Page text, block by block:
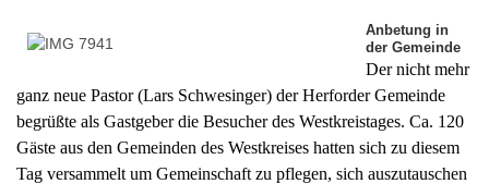
Anbetung in
der Gemeinde
Der nicht mehr
ganz neue Pastor (Lars Schwesinger) der Herforder Gemeinde
begrüßte als Gastgeber die Besucher des Westkreistages. Ca. 120
Gäste aus den Gemeinden des Westkreises hatten sich zu diesem
Tag versammelt um Gemeinschaft zu pflegen, sich auszutauschen